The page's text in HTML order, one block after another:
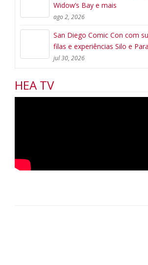
Widow’s Bay e mais
ago 2, 2026
San Diego Comic Con com
filas e experiências Silo e
jul 30, 2026
HEA TV